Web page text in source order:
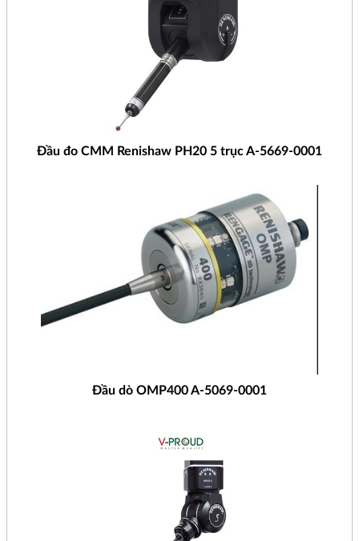
Đầu đo CMM Renishaw PH20 5 trục A-5669-0001
Đầu dò OMP400 A-5069-0001